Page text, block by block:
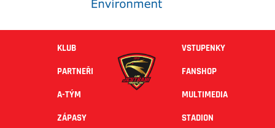
KLUB
PARTNEŘI
A-TÝM
ZÁPASY
VSTUPENKY
FANSHOP
MULTIMEDIA
STADION